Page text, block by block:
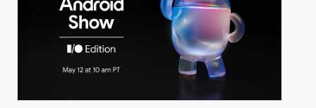
VAIHDA TEEMA